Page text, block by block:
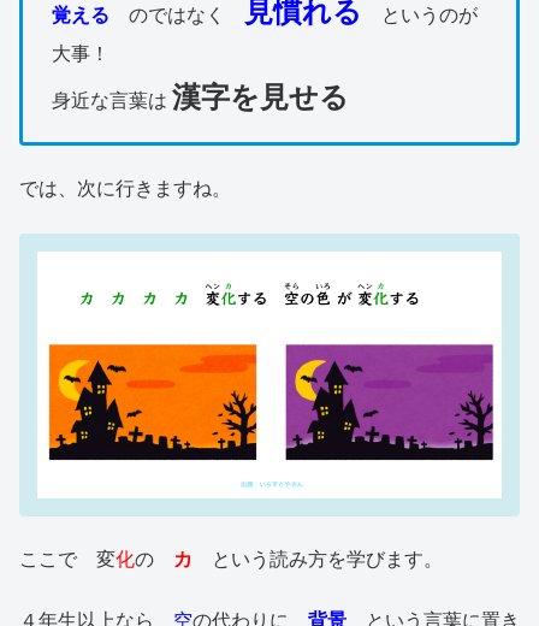
覚える のではなく 見慣れる
というのが
大事！
身近な言葉は 漢字を見せる
では、次に行きますね。
ここで 変化の カ という読み方を学びます。
４年生以上なら 空の代わりに 背景 という言葉に置き